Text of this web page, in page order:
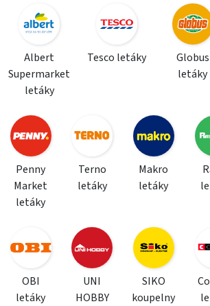
Albert
Supermarket
letáky
Tesco letáky
Globus
letáky
Penny
Market
letáky
Terno
letáky
Makro
letáky
OBI
letáky
UNI
HOBBY
SIKO
koupelny